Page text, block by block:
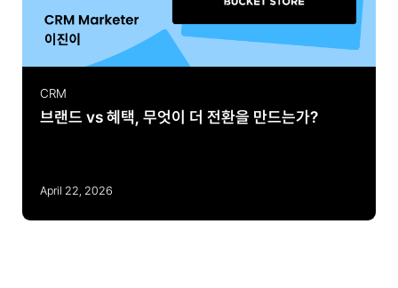
CRM
브랜드 vs 혜택, 무엇이 더 전환을 만드는가?
April 22, 2026